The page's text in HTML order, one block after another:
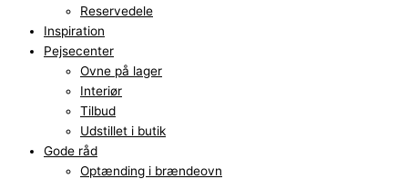
Reservedele
Inspiration
Pejsecenter
Ovne på lager
Interiør
Tilbud
Udstillet i butik
Gode råd
Optænding i brændeovn